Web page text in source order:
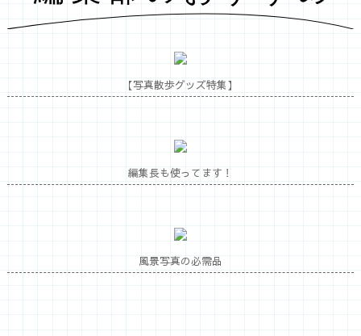
【写真散歩グッズ特集】
編集長も使ってます！
風景写真の必需品